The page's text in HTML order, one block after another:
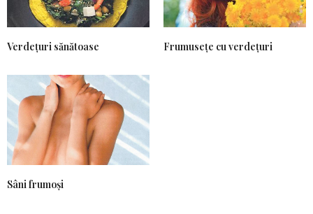
Verdețuri sănătoase Frumusețe cu verdețuri
Sâni frumoși